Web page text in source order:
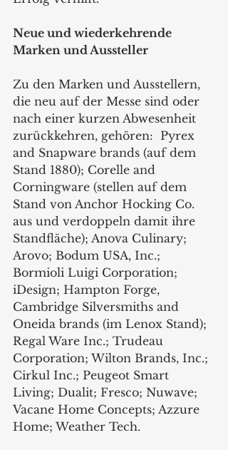
Neue und wiederkehrende
Marken und Aussteller
Zu den Marken und Ausstellern,
die neu auf der Messe sind oder
nach einer kurzen Abwesenheit
zurückkehren, gehören:  Pyrex
and Snapware brands (auf dem
Stand 1880); Corelle and
Corningware (stellen auf dem
Stand von Anchor Hocking Co.
aus und verdoppeln damit ihre
Standfläche); Anova Culinary;
Arovo; Bodum USA, Inc.;
Bormioli Luigi Corporation;
iDesign; Hampton Forge,
Cambridge Silversmiths and
Oneida brands (im Lenox Stand);
Regal Ware Inc.; Trudeau
Corporation; Wilton Brands, Inc.;
Cirkul Inc.; Peugeot Smart
Living; Dualit; Fresco; Nuwave;
Vacane Home Concepts; Azzure
Home; Weather Tech.